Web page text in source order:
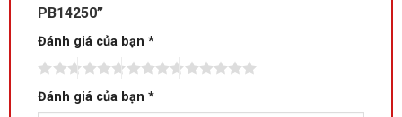
PB14250”
Đánh giá của bạn *
Đánh giá của bạn *